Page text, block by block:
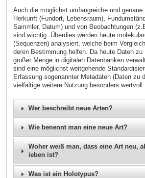
Auch die möglichst umfangreiche und genaue
Herkunft (Fundort, Lebensraum),
Sammler, Datum) und von Beobachtungen
sind wichtig. Überdies werden heute
(Sequenzen) analysiert, welche beim
deren Bestimmung helfen. Da heute Daten zu
großer Menge in digitalen Datenbanken
sind eine möglichst weitgehende
Erfassung sogenannter Metadaten (Daten zu
vielfältige weitere Nutzung besonders wertvoll.
Wer beschreibt neue Arten?
Wie benennt man eine neue Art?
Woher weiß man, dass eine Art neu,
ieben ist?
Was ist ein Holotypus?